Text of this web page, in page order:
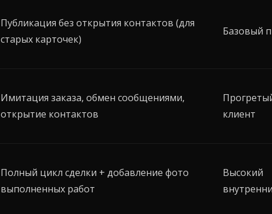
Публикация без открытия контактов (для
старых карточек)
Базовый
Имитация заказа, обмен сообщениями,
открытие контактов
клиент
Полный цикл сделки + добавление фото
выполненных работ
Высокий